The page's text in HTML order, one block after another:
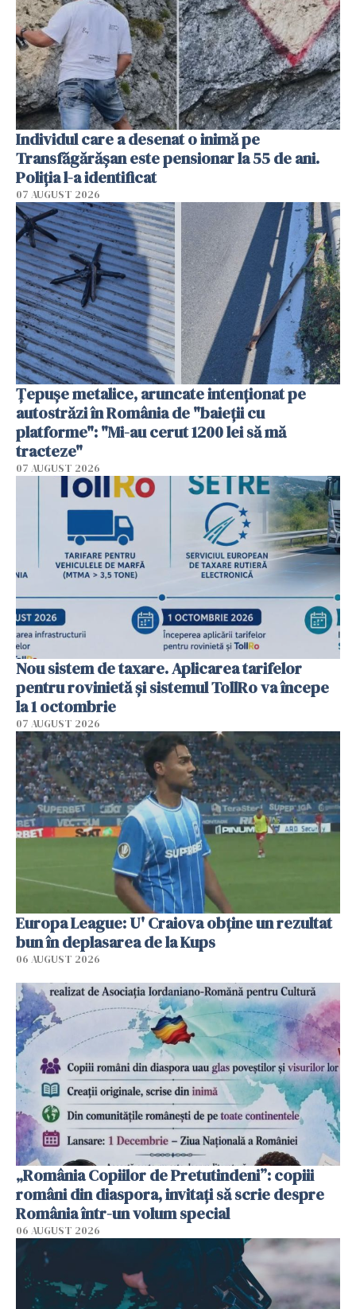
Individul care a desenat o inimă pe
Transfăgărășan este pensionar la 55 de ani.
Poliția l-a identificat
07 AUGUST 2026
Țepușe metalice, aruncate intenționat pe
autostrăzi în România de "baieții cu
platforme": "Mi-au cerut 1200 lei să mă
tracteze"
07 AUGUST 2026
Nou sistem de taxare. Aplicarea tarifelor
pentru rovinietă şi sistemul TollRo va începe
la 1 octombrie
07 AUGUST 2026
Europa League: U' Craiova obține un rezultat
bun în deplasarea de la Kups
06 AUGUST 2026
„România Copiilor de Pretutindeni”: copiii
români din diaspora, invitați să scrie despre
România într-un volum special
06 AUGUST 2026